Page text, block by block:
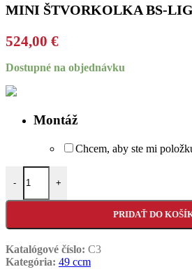
MINI ŠTVORKOLKA BS-
524,00 €
Dostupné na objednávku
Montáž
Chcem, aby ste mi
-
množstvo MINI ŠTVORKOLKA BS-
+
PRIDAŤ DO
Katalógové číslo: C3
Kategória: 49 ccm